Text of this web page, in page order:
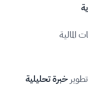
المالية
خبرة تحليلية